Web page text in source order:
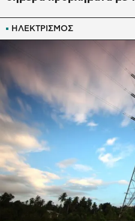
ΗΛΕΚΤΡΙΣΜΟΣ